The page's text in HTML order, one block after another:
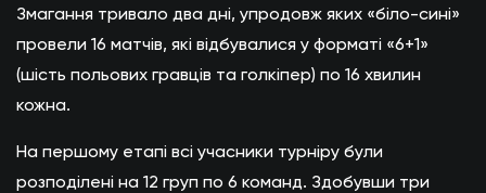
Змагання тривало два дні, упродовж яких «біло-сині»
провели 16 матчів, які відбувалися у форматі «6+1»
(шість польових гравців та голкіпер) по 16 хвилин
кожна.
На першому етапі всі учасники турніру були
розподілені на 12 груп по 6 команд. Здобувши три